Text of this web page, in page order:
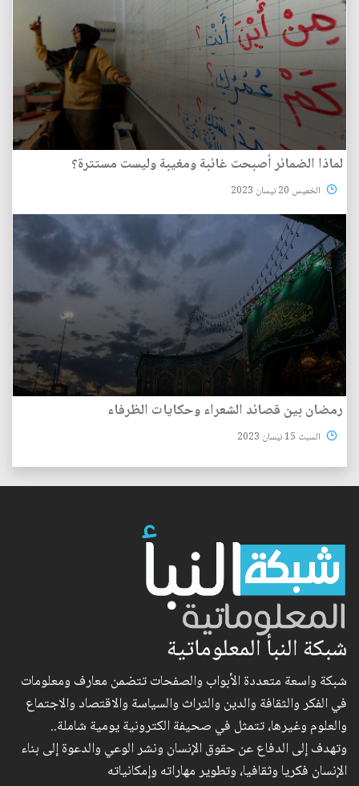
لماذا الضمائر أصبحت غائبة ومغيبة وليست مستترة؟
الخميس 20 نيسان 2023
رمضان بين قصائد الشعراء وحكايات الظرفاء
السبت 15 نيسان 2023
شبكة النبأ المعلوماتية
شبكة واسعة متعددة الأبواب والصفحات تتضمن معارف ومعلومات
في الفكر والثقافة والدين والتراث والسياسة والاقتصاد والاجتماع
والعلوم وغيرها، تتمثل في صحيفة الكترونية يومية شاملة..
وتهدف إلى الدفاع عن حقوق الإنسان ونشر الوعي والدعوة إلى بناء
الإنسان فكريا وثقافيا، وتطوير مهاراته وإمكانياته